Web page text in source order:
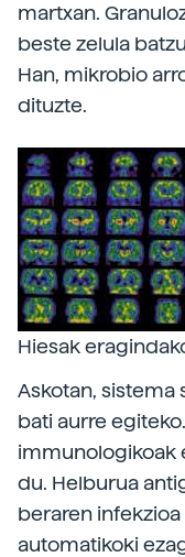
martxan.
beste zelula
Han, mikrobio
dituzte.
Hiesak
Askotan, sistema
bati aurre
immunologikoak
du. Helburua
beraren
automatikoki